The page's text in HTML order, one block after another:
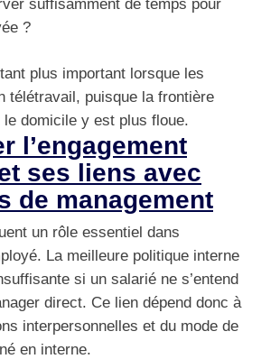
suffisamment de temps pour
?
plus important lorsque les
télétravail, puisque la frontière
domicile y est plus floue.
l’engagement
ses liens avec
de management
un rôle essentiel dans
La meilleure politique interne
si un salarié ne s’entend
direct. Ce lien dépend donc à
interpersonnelles et du mode de
en interne.